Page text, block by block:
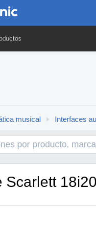
musical Interfaces
Scarlett